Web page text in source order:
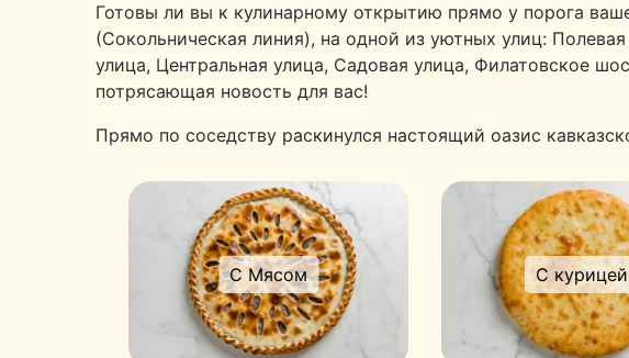
Готовы ли вы к кулинарному открытию прямо у порога
(Сокольническая линия), на одной из уютных улиц:
улица, Центральная улица, Садовая улица, Филатовское
потрясающая новость для вас!
Прямо по соседству раскинулся настоящий оазис
С Мясом С курицей